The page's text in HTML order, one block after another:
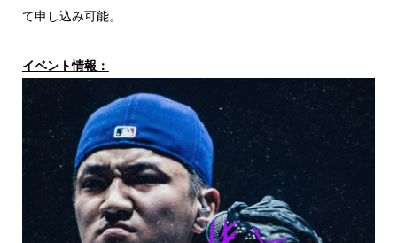
て申し込み可能。
イベント情報：